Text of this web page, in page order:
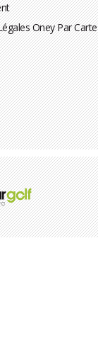
Oney Par Carte